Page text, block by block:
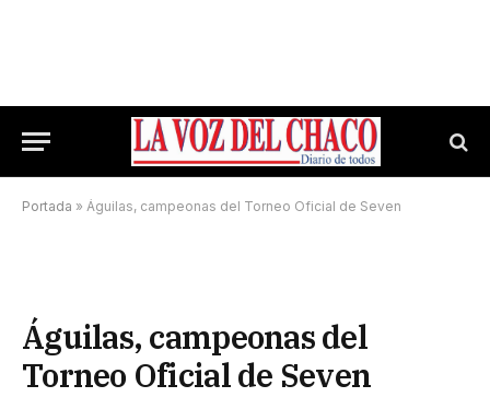
Portada » Águilas, campeonas del Torneo Oficial de Seven
Águilas, campeonas del
Torneo Oficial de Seven